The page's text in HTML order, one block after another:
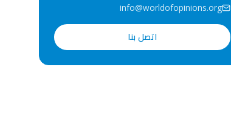
info@worldofopinions.org
اتصل بنا